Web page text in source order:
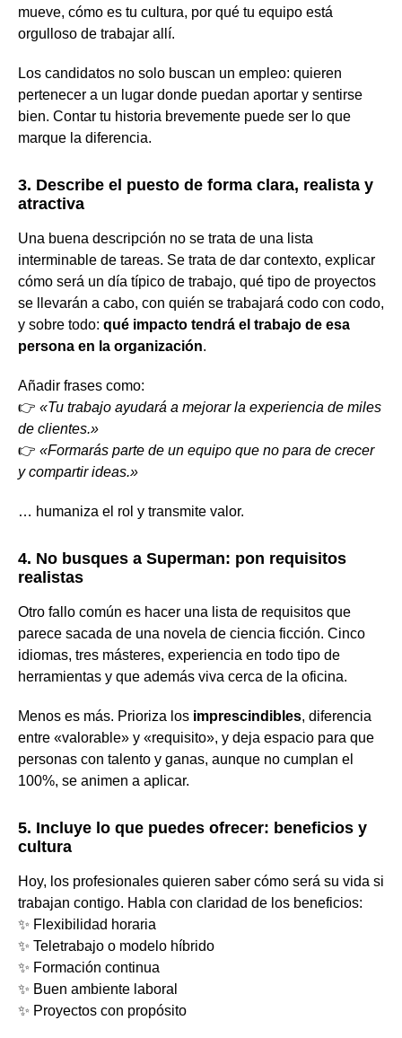
mueve, cómo es tu cultura, por qué tu equipo está
orgulloso de trabajar allí.
Los candidatos no solo buscan un empleo: quieren
pertenecer a un lugar donde puedan aportar y sentirse
bien. Contar tu historia brevemente puede ser lo que
marque la diferencia.
3. Describe el puesto de forma clara, realista y
atractiva
Una buena descripción no se trata de una lista
interminable de tareas. Se trata de dar contexto, explicar
cómo será un día típico de trabajo, qué tipo de proyectos
se llevarán a cabo, con quién se trabajará codo con codo,
y sobre todo: qué impacto tendrá el trabajo de esa
persona en la organización.
Añadir frases como:
👉 «Tu trabajo ayudará a mejorar la experiencia de miles
de clientes.»
👉 «Formarás parte de un equipo que no para de crecer
y compartir ideas.»
… humaniza el rol y transmite valor.
4. No busques a Superman: pon requisitos
realistas
Otro fallo común es hacer una lista de requisitos que
parece sacada de una novela de ciencia ficción. Cinco
idiomas, tres másteres, experiencia en todo tipo de
herramientas y que además viva cerca de la oficina.
Menos es más. Prioriza los imprescindibles, diferencia
entre «valorable» y «requisito», y deja espacio para que
personas con talento y ganas, aunque no cumplan el
100%, se animen a aplicar.
5. Incluye lo que puedes ofrecer: beneficios y
cultura
Hoy, los profesionales quieren saber cómo será su vida si
trabajan contigo. Habla con claridad de los beneficios:
✨ Flexibilidad horaria
✨ Teletrabajo o modelo híbrido
✨ Formación continua
✨ Buen ambiente laboral
✨ Proyectos con propósito